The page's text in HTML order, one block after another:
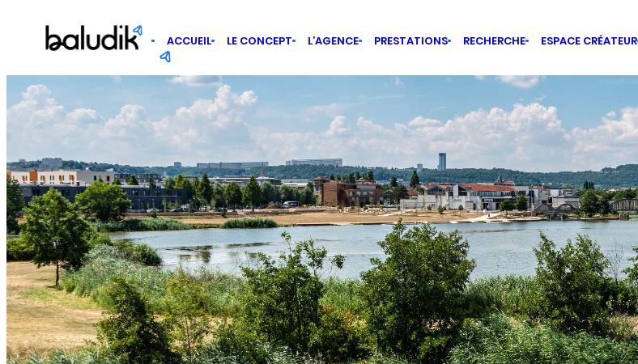
ACCUEIL LE CONCEPT L’AGENCE PRESTATIONS RECHERCHE ESPACE CRÉATEUR